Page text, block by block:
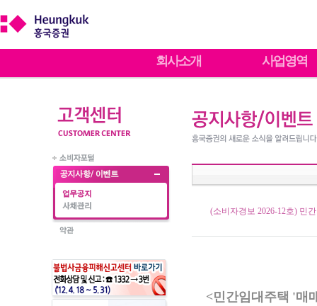
회사소개 사업영역
(소비자경보 2026-12호) 민
<민간임대주택 '매